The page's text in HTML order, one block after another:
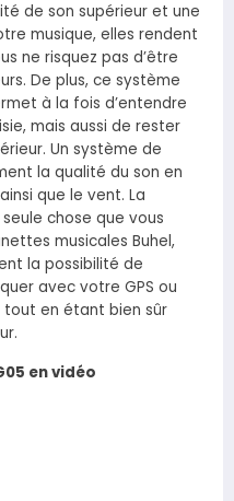
de son supérieur et une
musique, elles rendent
ne risquez pas d’être
De plus, ce système
à la fois d’entendre
mais aussi de rester
Un système de
la qualité du son en
que le vent. La
chose que vous
musicales Buhel,
la possibilité de
avec votre GPS ou
tout en étant bien sûr
en vidéo